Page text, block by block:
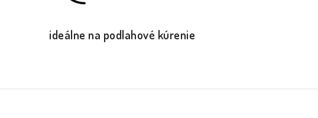
ideálne na podlahové kúrenie